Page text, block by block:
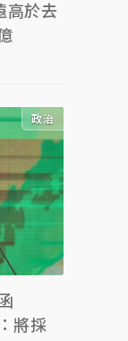
高於去
政治
將採